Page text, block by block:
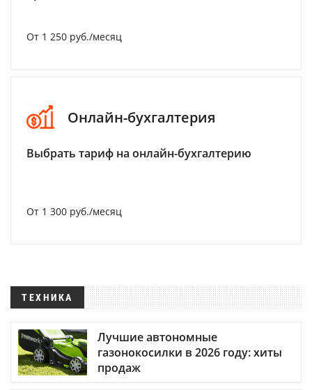
От 1 250 руб./месяц
Онлайн-бухгалтерия
Выбрать тариф на онлайн-бухгалтерию
От 1 300 руб./месяц
ТЕХНИКА
Лучшие автономные
газонокосилки в 2026 году: хиты
продаж